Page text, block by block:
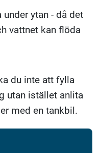
ytan - då det
vattnet kan flöda
du inte att fylla
utan istället anlita
med en tankbil.